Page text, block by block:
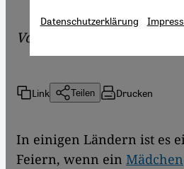
Von
Link Teilen Drucken
In einigen Ländern ist es
Feiern, wenn ein Mädchen
Datenschutzerklärung